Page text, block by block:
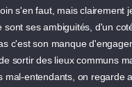
s'en faut, mais
ses ambiguités, d'un
c'est son manque
sortir des lieux communs
entendants, on